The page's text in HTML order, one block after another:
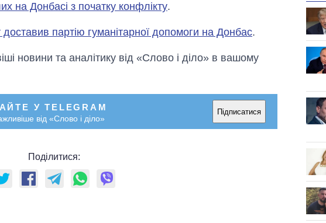
на Донбасі з початку конфлікту.
партію гуманітарної допомоги на Донбас.
новини та аналітику від «Слово і діло» в вашому
У TELEGRAM
від «Слово і діло»
Підписатися
Поділитися: